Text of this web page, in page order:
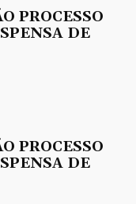
PROCESSO
DE
PROCESSO
DE